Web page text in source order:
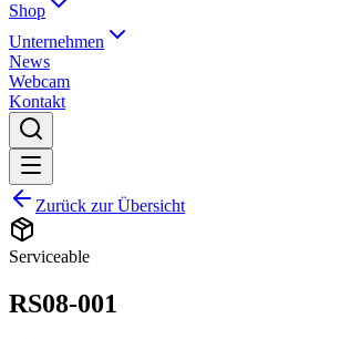
Shop
Unternehmen
News
Webcam
Kontakt
Zurück zur Übersicht
Serviceable
RS08-001